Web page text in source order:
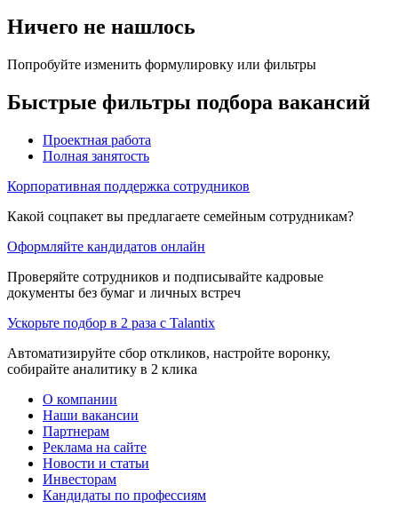
Ничего не нашлось
Попробуйте изменить формулировку или фильтры
Быстрые фильтры подбора вакансий
Проектная работа
Полная занятость
Корпоративная поддержка сотрудников
Какой соцпакет вы предлагаете семейным сотрудникам?
Оформляйте кандидатов онлайн
Проверяйте сотрудников и подписывайте кадровые
документы без бумаг и личных встреч
Ускорьте подбор в 2 раза с Talantix
Автоматизируйте сбор откликов, настройте воронку,
собирайте аналитику в 2 клика
О компании
Наши вакансии
Партнерам
Реклама на сайте
Новости и статьи
Инвесторам
Кандидаты по профессиям